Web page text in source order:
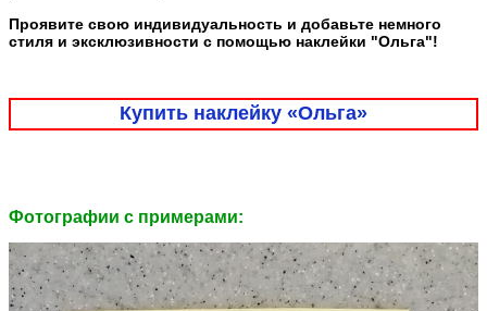
Проявите свою индивидуальность и добавьте немного
стиля и эксклюзивности с помощью наклейки "Ольга"!
Купить наклейку «Ольга»
Фотографии c примерами: